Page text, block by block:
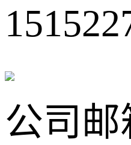
公司邮